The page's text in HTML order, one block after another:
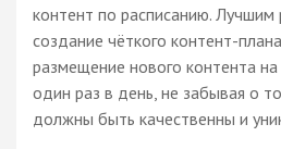
контент по расписанию.
создание чёткого контент-
размещение нового контента
один раз в день, не забывая о
должны быть качественны и